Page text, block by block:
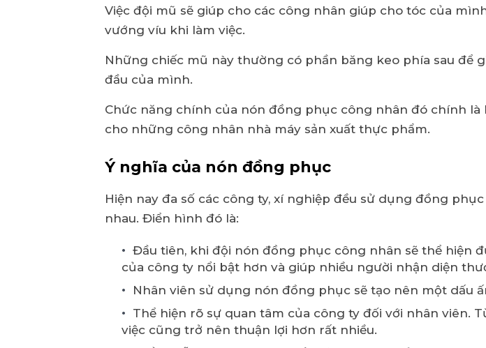
Việc đội mũ sẽ giúp cho các công nhân giúp cho tóc của
vướng víu khi làm việc.
Những chiếc mũ này thường có phần băng keo phía sau để
đầu của mình.
Chức năng chính của nón đồng phục công nhân đó chính là
cho những công nhân nhà máy sản xuất thực phẩm.
Ý nghĩa của nón đồng phục
Hiện nay đa số các công ty, xí nghiệp đều sử dụng đồng
nhau. Điển hình đó là:
Đầu tiên, khi đội nón đồng phục công nhân sẽ thể hiện
của công ty nổi bật hơn và giúp nhiều người nhận diện
Nhân viên sử dụng nón đồng phục sẽ tạo nên một dấu
Thể hiện rõ sự quan tâm của công ty đối với nhân viên.
việc cũng trở nên thuận lợi hơn rất nhiều.